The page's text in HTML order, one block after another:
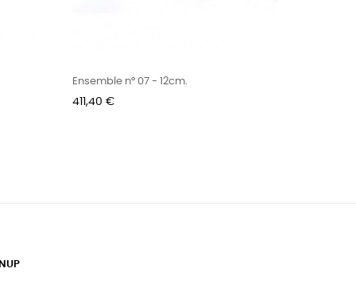
Ensemble n° 07 - 12cm.
Prix
411,40 €